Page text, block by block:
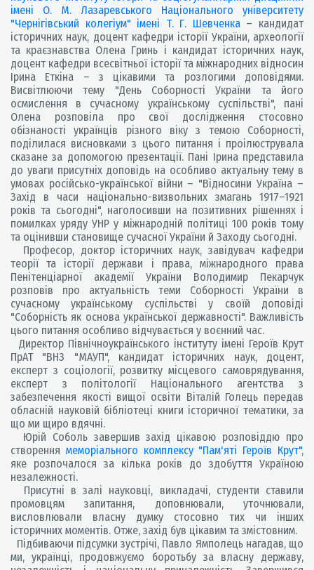
імені О. М. Лазаревського Національного університету
"Чернігівський колегіум" імені Т. Г. Шевченка– кандидат
історичних наук, доцент кафедри історії України, археології
та краєзнавства Олена Гринь і кандидат історичних наук,
доцент кафедри всесвітньої історії та міжнародних відносин
Ірина Еткіна – з цікавими та розлогими доповідями.
Висвітлюючи тему "День Соборності України та його
осмислення в сучасному українському суспільстві", пані
Олена розповіла про свої дослідження стосовно
обізнаності українців різного віку з темою Соборності,
поділилася висновками з цього питання і проілюструвала
сказане за допомогою презентації. Пані Ірина представила
до уваги присутніх доповідь на особливо актуальну тему в
умовах російсько-української війни – "Відносини Україна –
Захід в часи національно-визвольних змагань 1917–1921
років та сьогодні", наголосивши на позитивних рішеннях і
помилках уряду УНР у міжнародній політиці 100 років тому
та оцінивши становище сучасної України й Заходу сьогодні.
Професор, доктор історичних наук, завідувач кафедри
теорії та історії держави і права, міжнародного права
Пенітенціарної академії України Володимир Пекарчук
розповів про актуальність теми Соборності України в
сучасному українському суспільстві у своїй доповіді
"Соборність як основа української державності". Важливість
цього питання особливо відчувається у воєнний час.
Директор Північноукраїнського інституту імені Героїв Крут
ПрАТ "ВНЗ "МАУП", кандидат історичних наук, доцент,
експерт з соціології, розвитку місцевого самоврядування,
експерт з політології Національного агентства з
забезпечення якості вищої освіти Віталій Голець передав
обласній науковій бібліотеці книги історичної тематики, за
що ми щиро вдячні.
Юрій Соболь завершив захід цікавою розповіддю про
створення меморіального комплексу "Пам'яті Героїв Крут",
яке розпочалося за кілька років до здобуття Україною
незалежності.
Присутні в залі науковці, викладачі, студенти ставили
промовцям запитання, доповнювали, уточнювали,
висловлювали власну думку стосовно тих чи інших
історичних моментів. Отже, захід був цікавим та змістовним.
Підбиваючи підсумки зустрічі, Павло Ямполець нагадав, що
ми, українці, продовжуємо боротьбу за власну державу,